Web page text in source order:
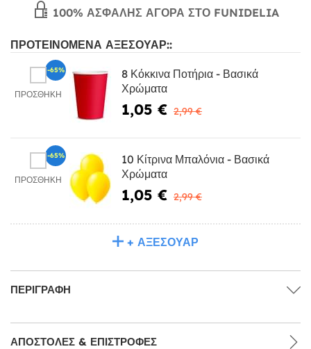
100% ΑΣΦΑΛΉΣ ΑΓΟΡΆ ΣΤΟ FUNIDELIA
ΠΡΟΤΕΙΝΌΜΕΝΑ ΑΞΕΣΟΥΆΡ::
ΠΡΟΣΘΉΚΗ
8 Κόκκινα Ποτήρια - Βασικά
Χρώματα
1,05 € 2,99 €
-65%
ΠΡΟΣΘΉΚΗ
10 Κίτρινα Μπαλόνια - Βασικά
Χρώματα
1,05 € 2,99 €
-65%
+ ΑΞΕΣΟΥΆΡ
ΠΕΡΙΓΡΑΦΉ
ΑΠΟΣΤΟΛΈΣ & ΕΠΙΣΤΡΟΦΈΣ